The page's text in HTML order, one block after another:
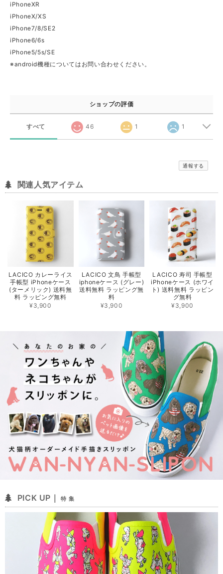
iPhoneXR
iPhoneX/XS
iPhone7/8/SE2
iPhone6/6s
iPhone5/5s/SE
※android機種についてはお問い合わせください。
ショップの評価
すべて 46 1 1
通報する
関連人気アイテム
LACICO カレーライス
手帳型 iPhoneケース
(ターメリック) 送料無
料 ラッピング無料
¥3,900
LACICO 文鳥 手帳型
iphoneケース (グレー)
送料無料 ラッピング無
料
¥3,900
LACICO 寿司 手帳型
iPhoneケース (ホワイ
ト) 送料無料 ラッピン
グ無料
¥3,900
PICK UP｜ 特 集